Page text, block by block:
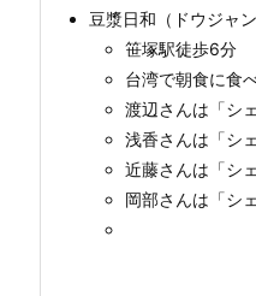
豆漿日和（ドウジャ
笹塚駅徒歩6分
台湾で朝食に食
渡辺さんは「シ
浅香さんは「シ
近藤さんは「シ
岡部さんは「シ